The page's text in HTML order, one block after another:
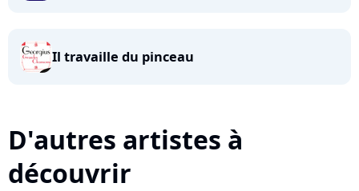
Il travaille du pinceau
D'autres artistes à
découvrir